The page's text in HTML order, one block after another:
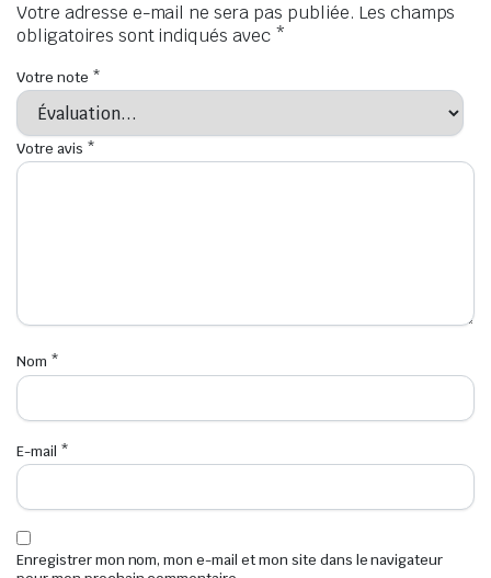
Votre adresse e-mail ne sera pas publiée. Les champs
obligatoires sont indiqués avec *
Votre note *
Votre avis *
Nom *
E-mail *
Enregistrer mon nom, mon e-mail et mon site dans le navigateur